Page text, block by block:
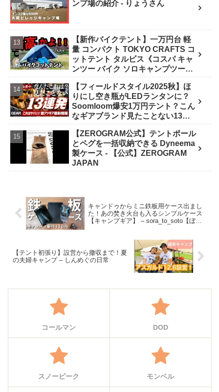
ンプ場の紹介 - りょうさん
【新作バイクテント】一万円台 軽
量 コンパクト TOKYO CRAFTS コ
ットテント タルビス《コスパ キャ
ンツー バイク ソロキャンプツーリ
リー 選び方》 - ｺﾝﾊﾟｸﾄｷﾞｱ紹介★バ
イク野営部
【フィールドスタイル2025秋】ほ
りにし空き瓶がLEDランタンに？
Soomloom爆安1万円テント？こん
なギアブランド見たことない13連
Outdoor News24
【ZEROGRAM公式】テントポール
とペグを一括収納できる Dyneema
製ケース - 【公式】ZEROGRAM
JAPAN
キャンドゥからミニ鉄板用ケース出まし
た！あの焚き火台も入るシンプルケース
【キャンプギア】 – sora_to_soto【ぼん
【テント初張り】設営から撤収まで！夏
の夫婦キャンプ – しんめぐの日常
コールマン DOD
スノーピーク モンベル